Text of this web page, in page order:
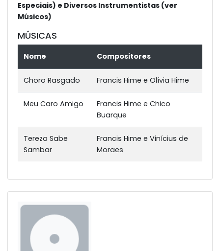
Especiais) e Diversos Instrumentistas (ver
Músicos)
MÚSICAS
Nome Compositores
Choro Rasgado Francis Hime e Olívia Hime
Meu Caro Amigo
Francis Hime e Chico
Buarque
Tereza Sabe
Sambar
Francis Hime e Vinícius de
Moraes